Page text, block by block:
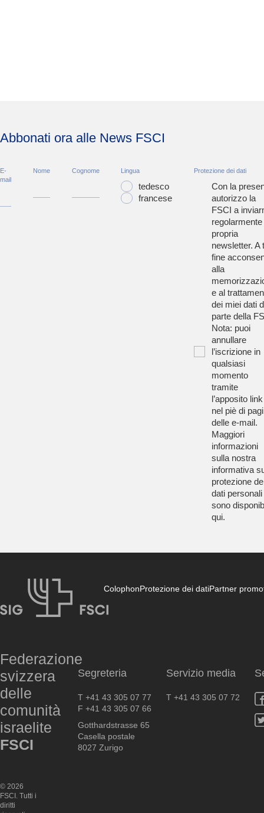
Abbonati ora alle News FSCI
E-
mail
Nome Cognome Lingua
tedesco
francese
Protezione dei dati
Con la
autorizzo la
FSCI a
regolarmente
propria
newsletter. A
fine
alla
e al
dei miei dati
parte della
Nota: puoi
annullare
l’iscrizione in
qualsiasi
momento
tramite
l’apposito link
nel piè di
delle e-mail.
Maggiori
informazioni
sulla nostra
informativa
protezione
dati personali
sono
qui.
ColophonProtezione dei datiPartner
Federazione
svizzera
delle
comunità
israelite
FSCI
Segreteria
T +41 43 305 07 77
F +41 43 305 07 66
Gotthardstrasse 65
Casella postale
8027 Zurigo
Servizio media
T +41 43 305 07 72
© 2026
FSCI. Tutti i
diritti